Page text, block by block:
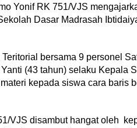
Yonif RK 751/VJS
Dasar Madrasah
bersama 9 personel
(43 tahun) selaku Kepala
kepada siswa cara baris
VJS disambut hangat oleh